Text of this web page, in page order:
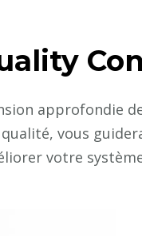
approfondie
vous
votre